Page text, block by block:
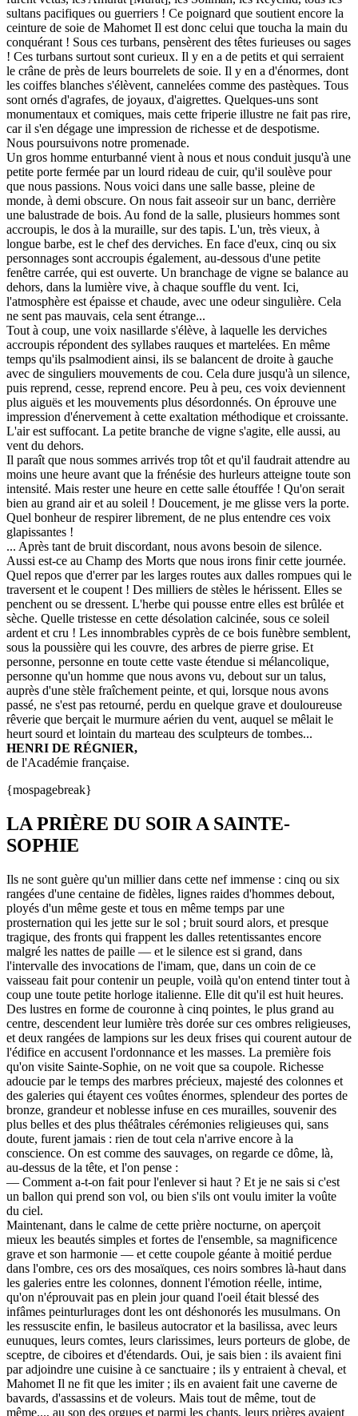
sultans pacifiques ou guerriers ! Ce poignard que soutient encore la
ceinture de soie de Mahomet Il est donc celui que toucha la main du
conquérant ! Sous ces turbans, pensèrent des têtes furieuses ou sages
! Ces turbans surtout sont curieux. Il y en a de petits et qui serraient
le crâne de près de leurs bourrelets de soie. Il y en a d'énormes, dont
les coiffes blanches s'élèvent, cannelées comme des pastèques. Tous
sont ornés d'agrafes, de joyaux, d'aigrettes. Quelques-uns sont
monumentaux et comiques, mais cette friperie illustre ne fait pas rire,
car il s'en dégage une impression de richesse et de despotisme.
Nous poursuivons notre promenade.
Un gros homme enturbanné vient à nous et nous conduit jusqu'à une
petite porte fermée par un lourd rideau de cuir, qu'il soulève pour
que nous passions. Nous voici dans une salle basse, pleine de
monde, à demi obscure. On nous fait asseoir sur un banc, derrière
une balustrade de bois. Au fond de la salle, plusieurs hommes sont
accroupis, le dos à la muraille, sur des tapis. L'un, très vieux, à
longue barbe, est le chef des derviches. En face d'eux, cinq ou six
personnages sont accroupis également, au-dessous d'une petite
fenêtre carrée, qui est ouverte. Un branchage de vigne se balance au
dehors, dans la lumière vive, à chaque souffle du vent. Ici,
l'atmosphère est épaisse et chaude, avec une odeur singulière. Cela
ne sent pas mauvais, cela sent étrange...
Tout à coup, une voix nasillarde s'élève, à laquelle les derviches
accroupis répondent des syllabes rauques et martelées. En même
temps qu'ils psalmodient ainsi, ils se balancent de droite à gauche
avec de singuliers mouvements de cou. Cela dure jusqu'à un silence,
puis reprend, cesse, reprend encore. Peu à peu, ces voix deviennent
plus aiguës et les mouvements plus désordonnés. On éprouve une
impression d'énervement à cette exaltation méthodique et croissante.
L'air est suffocant. La petite branche de vigne s'agite, elle aussi, au
vent du dehors.
Il paraît que nous sommes arrivés trop tôt et qu'il faudrait attendre au
moins une heure avant que la frénésie des hurleurs atteigne toute son
intensité. Mais rester une heure en cette salle étouffée ! Qu'on serait
bien au grand air et au soleil ! Doucement, je me glisse vers la porte.
Quel bonheur de respirer librement, de ne plus entendre ces voix
glapissantes !
... Après tant de bruit discordant, nous avons besoin de silence.
Aussi est-ce au Champ des Morts que nous irons finir cette journée.
Quel repos que d'errer par les larges routes aux dalles rompues qui le
traversent et le coupent ! Des milliers de stèles le hérissent. Elles se
penchent ou se dressent. L'herbe qui pousse entre elles est brûlée et
sèche. Quelle tristesse en cette désolation calcinée, sous ce soleil
ardent et cru ! Les innombrables cyprès de ce bois funèbre semblent,
sous la poussière qui les couvre, des arbres de pierre grise. Et
personne, personne en toute cette vaste étendue si mélancolique,
personne qu'un homme que nous avons vu, debout sur un talus,
auprès d'une stèle fraîchement peinte, et qui, lorsque nous avons
passé, ne s'est pas retourné, perdu en quelque grave et douloureuse
rêverie que berçait le murmure aérien du vent, auquel se mêlait le
heurt sourd et lointain du marteau des sculpteurs de tombes...
HENRI DE RÉGNIER,
de l'Académie française.
{mospagebreak}
LA PRIÈRE DU SOIR A SAINTE-
SOPHIE
Ils ne sont guère qu'un millier dans cette nef immense : cinq ou six
rangées d'une centaine de fidèles, lignes raides d'hommes debout,
ployés d'un même geste et tous en même temps par une
prosternation qui les jette sur le sol ; bruit sourd alors, et presque
tragique, des fronts qui frappent les dalles retentissantes encore
malgré les nattes de paille — et le silence est si grand, dans
l'intervalle des invocations de l'imam, que, dans un coin de ce
vaisseau fait pour contenir un peuple, voilà qu'on entend tinter tout à
coup une toute petite horloge italienne. Elle dit qu'il est huit heures.
Des lustres en forme de couronne à cinq pointes, le plus grand au
centre, descendent leur lumière très dorée sur ces ombres religieuses,
et deux rangées de lampions sur les deux frises qui courent autour de
l'édifice en accusent l'ordonnance et les masses. La première fois
qu'on visite Sainte-Sophie, on ne voit que sa coupole. Richesse
adoucie par le temps des marbres précieux, majesté des colonnes et
des galeries qui étayent ces voûtes énormes, splendeur des portes de
bronze, grandeur et noblesse infuse en ces murailles, souvenir des
plus belles et des plus théâtrales cérémonies religieuses qui, sans
doute, furent jamais : rien de tout cela n'arrive encore à la
conscience. On est comme des sauvages, on regarde ce dôme, là,
au-dessus de la tête, et l'on pense :
— Comment a-t-on fait pour l'enlever si haut ? Et je ne sais si c'est
un ballon qui prend son vol, ou bien s'ils ont voulu imiter la voûte
du ciel.
Maintenant, dans le calme de cette prière nocturne, on aperçoit
mieux les beautés simples et fortes de l'ensemble, sa magnificence
grave et son harmonie — et cette coupole géante à moitié perdue
dans l'ombre, ces ors des mosaïques, ces noirs sombres là-haut dans
les galeries entre les colonnes, donnent l'émotion réelle, intime,
qu'on n'éprouvait pas en plein jour quand l'oeil était blessé des
infâmes peinturlurages dont les ont déshonorés les musulmans. On
les ressuscite enfin, le basileus autocrator et la basilissa, avec leurs
eunuques, leurs comtes, leurs clarissimes, leurs porteurs de globe, de
sceptre, de ciboires et d'étendards. Oui, je sais bien : ils avaient fini
par adjoindre une cuisine à ce sanctuaire ; ils y entraient à cheval, et
Mahomet Il ne fit que les imiter ; ils en avaient fait une caverne de
bavards, d'assassins et de voleurs. Mais tout de même, tout de
même..., au son des orgues et parmi les chants, leurs prières avaient